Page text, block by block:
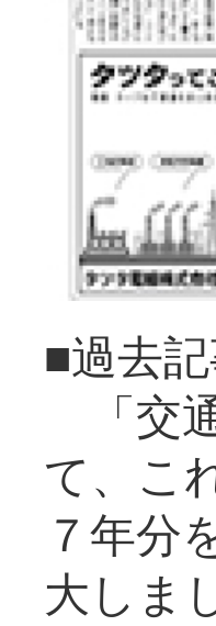
■過去
「交
て、こ
７年分
大